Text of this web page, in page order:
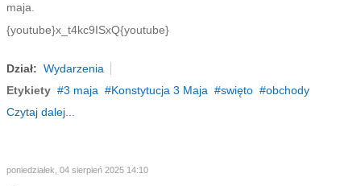
maja.
{youtube}x_t4kc9ISxQ{youtube}
Dział: Wydarzenia
Etykiety
3 maja Konstytucja 3 Maja swięto
obchody
Czytaj dalej...
poniedziałek, 04 sierpień 2025 14:10